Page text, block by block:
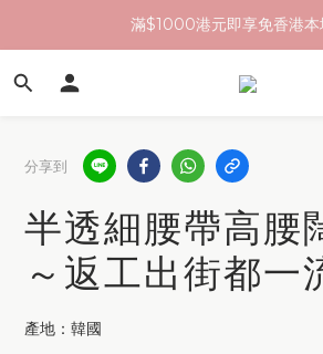
滿$1000港元即享免香港本
分享到
半透細腰帶高腰
～返工出街都一
產地：韓國